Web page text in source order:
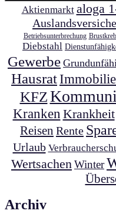
Aktienmarkt aloga
Betriebsunterbrechung
Diebstahl
Gewerbe
Hausrat
KFZ
Kranken Krankheit
Reisen Rente
Urlaub
Wertsachen Winter
Archiv